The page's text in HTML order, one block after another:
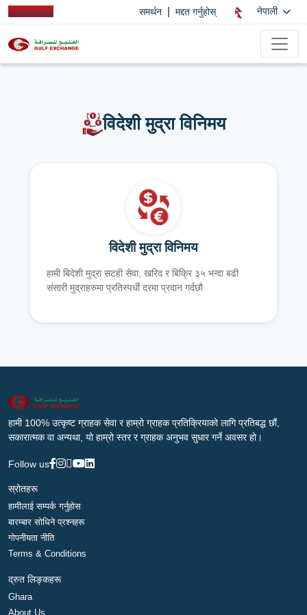
समर्थन मद्दत गर्नुहोस् नेपाली
विदेशी मुद्रा विनिमय
विदेशी मुद्रा विनिमय
हामी बिदेशी मुद्रा सटही सेवा, खरिद र बिक्रि ३५ भन्दा बढी
संसारी मुद्राहरुमा प्रतिस्पर्धी दरमा प्रदान गर्दछौ
हामी 100% उत्कृष्ट ग्राहक सेवा र हाम्रो ग्राहक प्रतिक्रियाको लागि प्रतिबद्ध छौं,
सकारात्मक वा अन्यथा, यो हाम्रो स्तर र ग्राहक अनुभव सुधार गर्ने अवसर हो।
Follow us
स्रोतहरू
हामीलाई सम्पर्क गर्नुहोस
बारम्बार सोधिने प्रश्नहरू
गोपनीयता नीति
Terms & Conditions
द्रुत लिङ्कहरू
Ghara
About Us